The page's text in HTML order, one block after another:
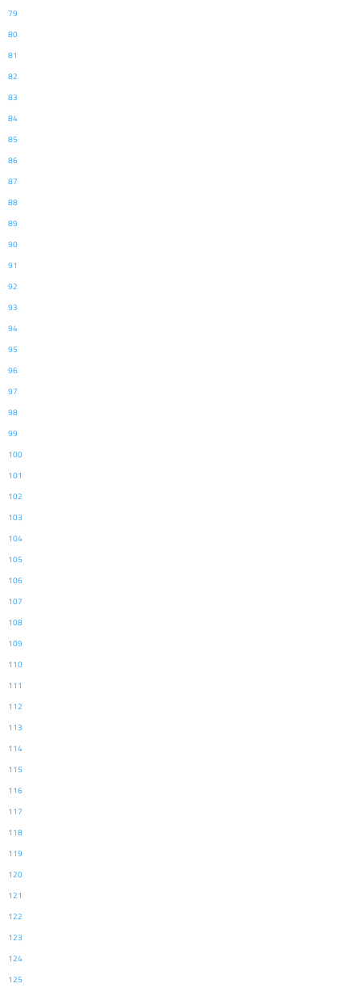
79
80
81
82
83
84
85
86
87
88
89
90
91
92
93
94
95
96
97
98
99
100
101
102
103
104
105
106
107
108
109
110
111
112
113
114
115
116
117
118
119
120
121
122
123
124
125